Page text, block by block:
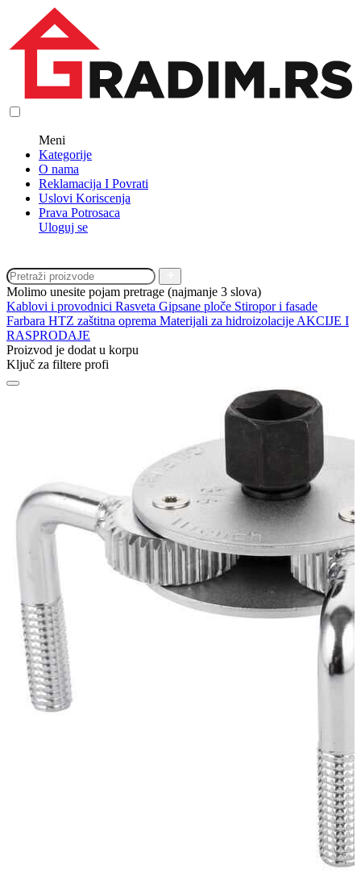
Meni
Kategorije
O nama
Reklamacija I Povrati
Uslovi Koriscenja
Prava Potrosaca
Uloguj se
Molimo unesite pojam pretrage (najmanje 3 slova)
Kablovi i provodnici Rasveta Gipsane ploče Stiropor i fasade
Farbara HTZ zaštitna oprema Materijali za hidroizolacije AKCIJE I
RASPRODAJE
Proizvod je dodat u korpu
Ključ za filtere profi